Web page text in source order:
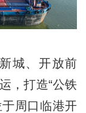
城、开放前
，打造“公铁
周口临港开